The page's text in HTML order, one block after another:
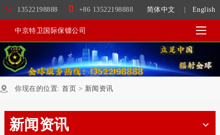
简体中文 English
13522198888 +86 13522198888
中京特卫国际保镖公司
你现在的位置: 首页 > 新闻资讯
新闻资讯